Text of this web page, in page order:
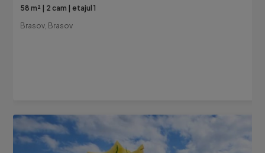
58 m² 2 cam
etajul 1
Brasov, Brasov